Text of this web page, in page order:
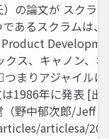
の論文が スクラ
あるスクラムは
クス、キャノン、
まりアジャイル
1986年に発表 [出
（野中郁次郎/Jeff
articlesa/